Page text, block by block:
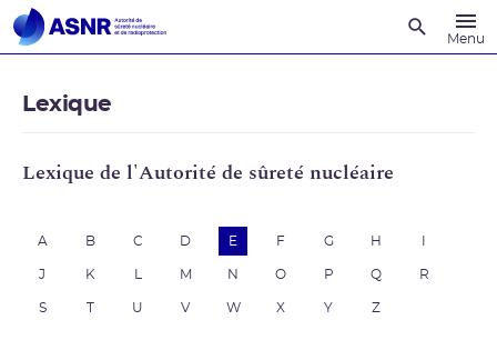
Menu
Lexique
Lexique de l'Autorité de sûreté nucléaire
A B C D E F G H
J K M N O P Q R
S U V W X Y Z